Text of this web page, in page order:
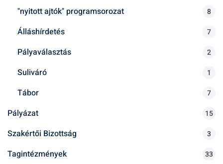
"nyitott ajtók" programsorozat 8
Álláshírdetés 7
Pályaválasztás 2
Suliváró 1
Tábor 7
Pályázat 15
Szakértői Bizottság 3
Tagintézmények 33